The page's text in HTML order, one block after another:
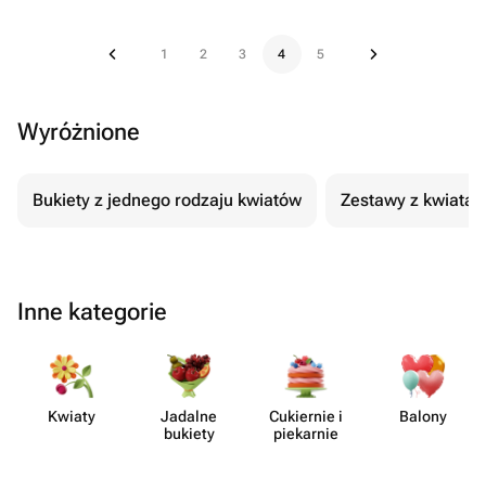
1 2 3 4 5
Wyróżnione
Bukiety z jednego rodzaju kwiatów Zestawy z
Inne kategorie
Kwiaty
Jadalne
bukiety
Cukiernie i
piekarnie
Balony